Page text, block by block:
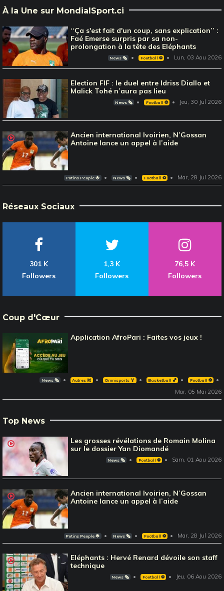
À la Une sur MondialSport.ci
‘‘Ça s'est fait d'un coup, sans explication’’ :
Faé Emerse surpris par sa non-
prolongation à la tête des Eléphants
News 🗞️ Football ⚽️ Lun, 03 Aou 2026
Election FIF : le duel entre Idriss Diallo et
Malick Tohé n’aura pas lieu
News 🗞️ Football ⚽️ Jeu, 30 Jul 2026
Ancien international Ivoirien, N’Gossan
Antoine lance un appel à l’aide
Potins People 🌟 News 🗞️ Football ⚽️ Mar, 28 Jul 2026
Réseaux Sociaux
301 K
Followers
1,3 K
Followers
76,5 K
Followers
Coup d'Cœur
Application AfroPari : Faites vos jeux !
News 🗞️ Autres 🎽 Omnisports 🏅 Basketball 🏀 Football ⚽️
Mar, 05 Mai 2026
Top News
Les grosses révélations de Romain Molina
sur le dossier Yan Diomandé
News 🗞️ Football ⚽️ Sam, 01 Aou 2026
Ancien international Ivoirien, N’Gossan
Antoine lance un appel à l’aide
Potins People 🌟 News 🗞️ Football ⚽️ Mar, 28 Jul 2026
Eléphants : Hervé Renard dévoile son staff
technique
News 🗞️ Football ⚽️ Jeu, 06 Aou 2026